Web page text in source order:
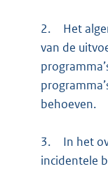
2.
Het
van de
behoeven.
3.
In het
incidentele